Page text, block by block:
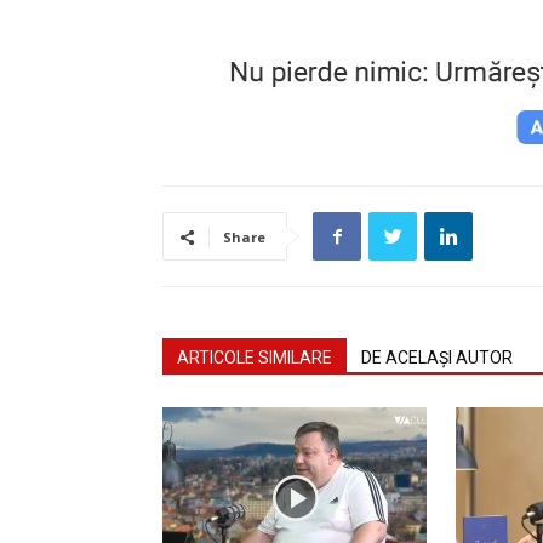
Share
ARTICOLE SIMILARE DE ACELAȘI AUTOR